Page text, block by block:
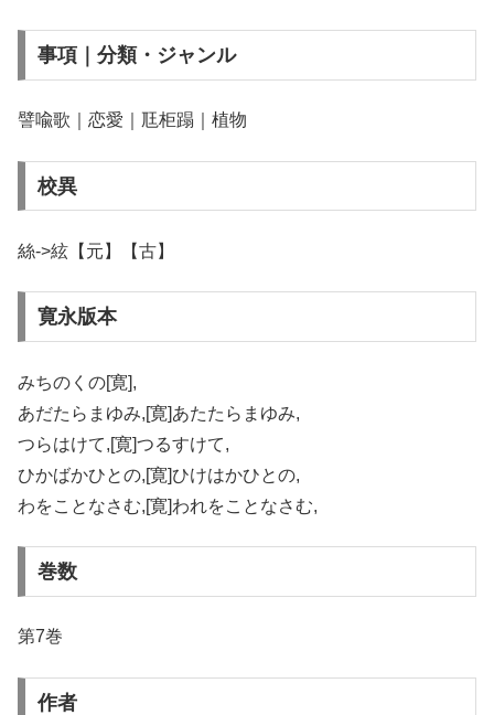
事項｜分類・ジャンル
譬喩歌｜恋愛｜尫柜蹋｜植物
校異
絲->絃【元】【古】
寛永版本
みちのくの[寛],
あだたらまゆみ,[寛]あたたらまゆみ,
つらはけて,[寛]つるすけて,
ひかばかひとの,[寛]ひけはかひとの,
わをことなさむ,[寛]われをことなさむ,
巻数
第7巻
作者